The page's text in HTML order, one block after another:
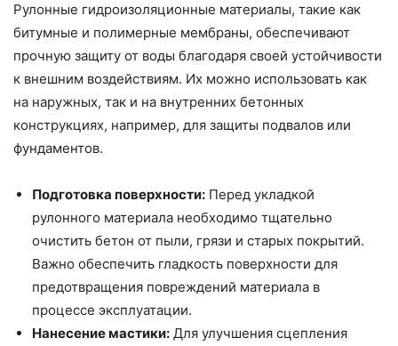
Рулонные гидроизоляционные материалы, такие как
битумные и полимерные мембраны, обеспечивают
прочную защиту от воды благодаря своей устойчивости
к внешним воздействиям. Их можно использовать как
на наружных, так и на внутренних бетонных
конструкциях, например, для защиты подвалов или
фундаментов.
Подготовка поверхности: Перед укладкой
рулонного материала необходимо тщательно
очистить бетон от пыли, грязи и старых покрытий.
Важно обеспечить гладкость поверхности для
предотвращения повреждений материала в
процессе эксплуатации.
Нанесение мастики: Для улучшения сцепления